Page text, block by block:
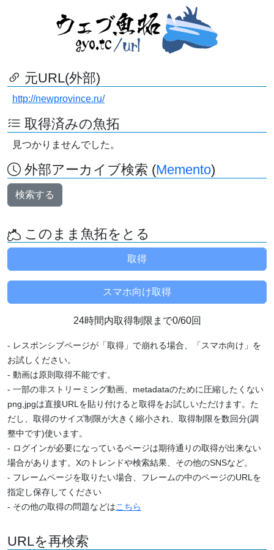
元URL(外部)
http://newprovince.ru/
取得済みの魚拓
見つかりませんでした。
外部アーカイブ検索 (Memento)
検索する
このまま魚拓をとる
24時間内取得制限まで0/60回
- レスポンシブページが「取得」で崩れる場合、「スマホ向け」を
お試しください。
- 動画は原則取得不能です。
- 一部の非ストリーミング動画、metadataのために圧縮したくない
png,jpgは直接URLを貼り付けると取得をお試しいただけます。た
だし、取得のサイズ制限が大きく縮小され、取得制限を数回分(調
整中です)使います。
- ログインが必要になっているページは期待通りの取得が出来ない
場合があります。Xのトレンドや検索結果、その他のSNSなど。
- フレームページを取りたい場合、フレームの中のページのURLを
指定し保存してください
- その他の取得の問題などはこちら
URLを再検索